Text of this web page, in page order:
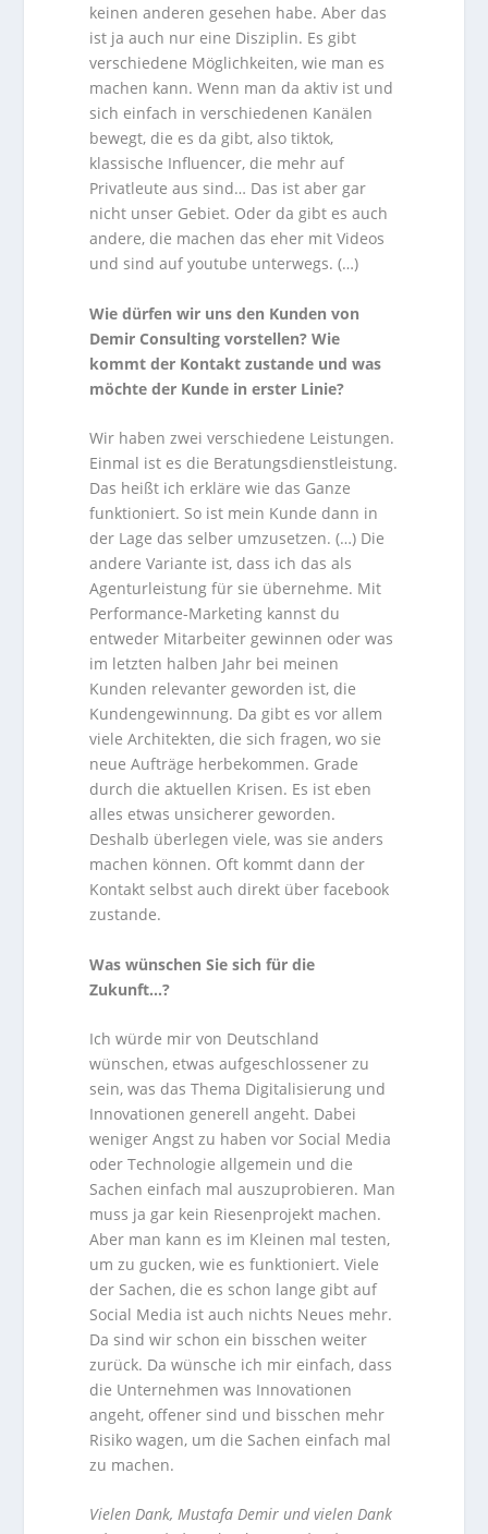
keinen anderen gesehen habe. Aber das
ist ja auch nur eine Disziplin. Es gibt
verschiedene Möglichkeiten, wie man es
machen kann. Wenn man da aktiv ist und
sich einfach in verschiedenen Kanälen
bewegt, die es da gibt, also tiktok,
klassische Influencer, die mehr auf
Privatleute aus sind… Das ist aber gar
nicht unser Gebiet. Oder da gibt es auch
andere, die machen das eher mit Videos
und sind auf youtube unterwegs. (…)
Wie dürfen wir uns den Kunden von
Demir Consulting vorstellen? Wie
kommt der Kontakt zustande und was
möchte der Kunde in erster Linie?
Wir haben zwei verschiedene Leistungen.
Einmal ist es die Beratungsdienstleistung.
Das heißt ich erkläre wie das Ganze
funktioniert. So ist mein Kunde dann in
der Lage das selber umzusetzen. (…) Die
andere Variante ist, dass ich das als
Agenturleistung für sie übernehme. Mit
Performance-Marketing kannst du
entweder Mitarbeiter gewinnen oder was
im letzten halben Jahr bei meinen
Kunden relevanter geworden ist, die
Kundengewinnung. Da gibt es vor allem
viele Architekten, die sich fragen, wo sie
neue Aufträge herbekommen. Grade
durch die aktuellen Krisen. Es ist eben
alles etwas unsicherer geworden.
Deshalb überlegen viele, was sie anders
machen können. Oft kommt dann der
Kontakt selbst auch direkt über facebook
zustande.
Was wünschen Sie sich für die
Zukunft…?
Ich würde mir von Deutschland
wünschen, etwas aufgeschlossener zu
sein, was das Thema Digitalisierung und
Innovationen generell angeht. Dabei
weniger Angst zu haben vor Social Media
oder Technologie allgemein und die
Sachen einfach mal auszuprobieren. Man
muss ja gar kein Riesenprojekt machen.
Aber man kann es im Kleinen mal testen,
um zu gucken, wie es funktioniert. Viele
der Sachen, die es schon lange gibt auf
Social Media ist auch nichts Neues mehr.
Da sind wir schon ein bisschen weiter
zurück. Da wünsche ich mir einfach, dass
die Unternehmen was Innovationen
angeht, offener sind und bisschen mehr
Risiko wagen, um die Sachen einfach mal
zu machen.
Vielen Dank, Mustafa Demir und vielen Dank